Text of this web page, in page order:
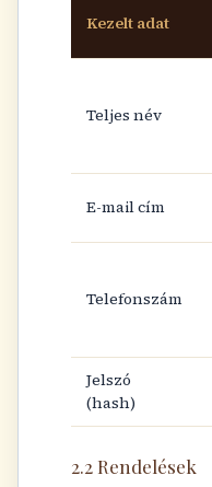
Kezelt adat
Teljes név
E-mail cím
Telefonszám
Jelszó
(hash)
2.2 Rendelések